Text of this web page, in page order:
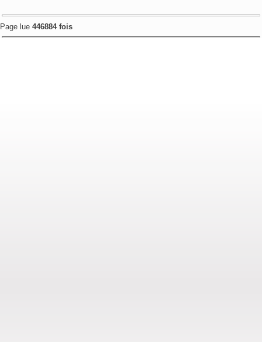
Page lue 446884 fois